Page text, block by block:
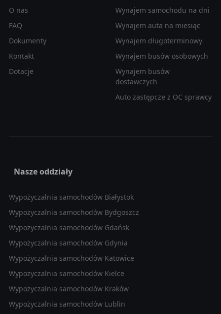
O nas
FAQ
Dokumenty
Kontakt
Dotacje
Wynajem samochodu na dni
Wynajem auta na miesiąc
Wynajem długoterminowy
Wynajem busów osobowych
Wynajem busów
dostawczych
Auto zastępcze z OC sprawcy
Nasze oddziały
Wypożyczalnia samochodów Białystok
Wypożyczalnia samochodów Bydgoszcz
Wypożyczalnia samochodów Gdańsk
Wypożyczalnia samochodów Gdynia
Wypożyczalnia samochodów Katowice
Wypożyczalnia samochodów Kielce
Wypożyczalnia samochodów Kraków
Wypożyczalnia samochodów Lublin